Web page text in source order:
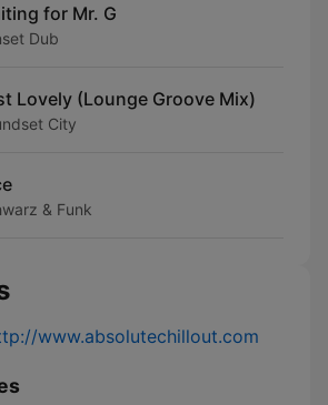
for Mr. G
Dub
Lovely (Lounge Groove Mix)
City
& Funk
www.absolutechillout.com